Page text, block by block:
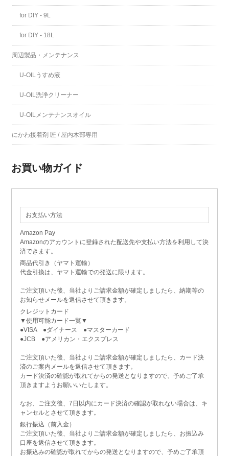
for DIY - 9L
for DIY - 18L
周辺製品・メンテナンス
U-OILうすめ液
U-OIL洗浄クリーナー
U-OILメンテナンスオイル
にかわ接着剤 匠 / 屋内木部専用
お買い物ガイド
お支払い方法
Amazon Pay
Amazonのアカウントに登録された配送先や支払い方法を利用して決
済できます。
商品代引き（ヤマト運輸）
代金引換は、ヤマト運輸での発送に限ります。
ご注文頂いた後、当社よりご請求金額が確定しましたら、納期等の
お知らせメールを返信させて頂きます。
クレジットカード
▼使用可能カード一覧▼
●VISA ●ダイナース ●マスターカード
●JCB ●アメリカン・エクスプレス
ご注文頂いた後、当社よりご請求金額が確定しましたら、カード決
済のご案内メールを返信させて頂きます。
カード決済の確認が取れてからの発送となりますので、予めご了承
頂きますようお願いいたします。
なお、ご注文後、7日以内にカード決済の確認が取れない場合は、キ
ャンセルとさせて頂きます。
銀行振込（前入金）
ご注文頂いた後、当社よりご請求金額が確定しましたら、お振込み
口座を返信させて頂きます。
お振込みの確認が取れてからの発送となりますので、予めご了承頂